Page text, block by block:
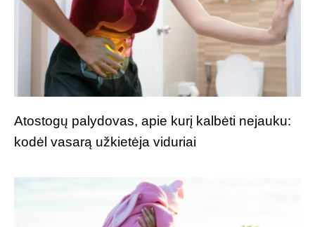
Atostogų palydovas, apie kurį kalbėti nejauku:
kodėl vasarą užkietėja viduriai